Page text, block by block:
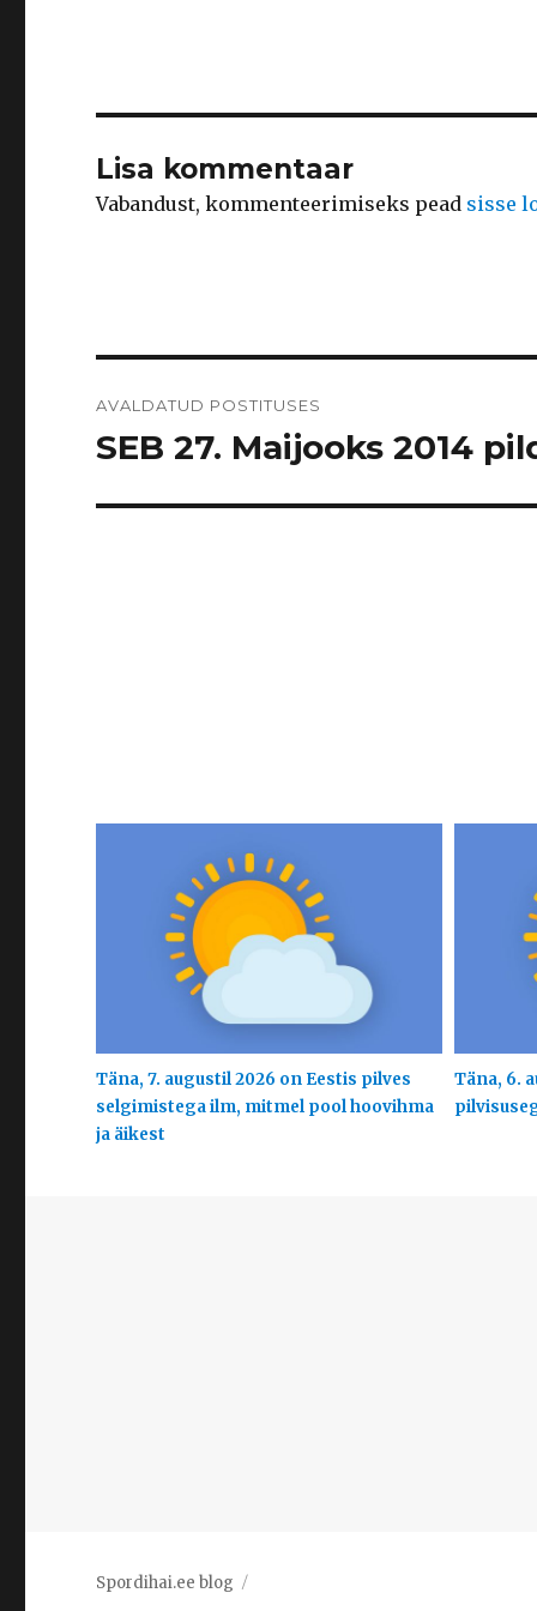
Lisa kommentaar
Vabandust, kommenteerimiseks pead sisse
AVALDATUD POSTITUSES
SEB 27. Maijooks 2014
Täna, 7. augustil 2026 on Eestis pilves
selgimistega ilm, mitmel pool hoovihma
ja äikest
Täna, 6.
Spordihai.ee blog